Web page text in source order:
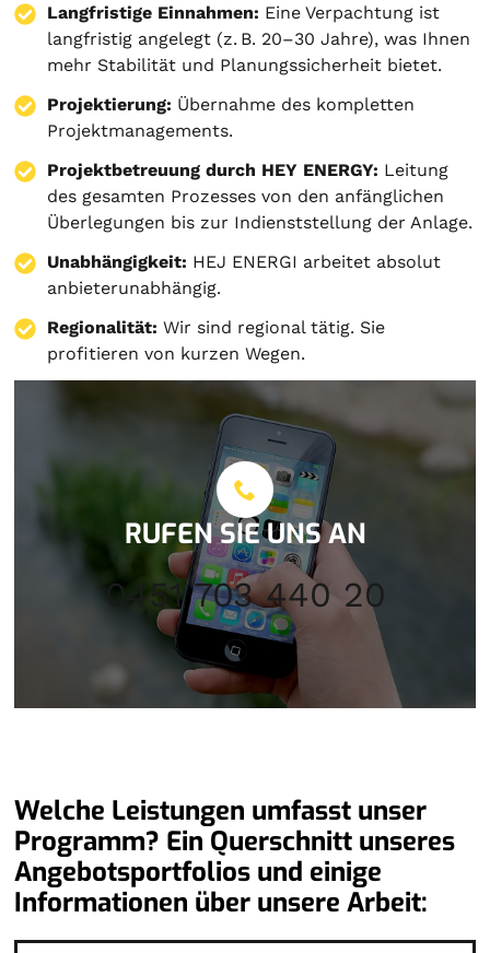
Langfristige Einnahmen: Eine Verpachtung ist
langfristig angelegt (z. B. 20–30 Jahre), was Ihnen
mehr Stabilität und Planungssicherheit bietet.
Projektierung: Übernahme des kompletten
Projektmanagements.
Projektbetreuung durch HEY ENERGY: Leitung
des gesamten Prozesses von den anfänglichen
Überlegungen bis zur Indienststellung der Anlage.
Unabhängigkeit: HEJ ENERGI arbeitet absolut
anbieterunabhängig.
Regionalität: Wir sind regional tätig. Sie
profitieren von kurzen Wegen.
RUFEN SIE UNS AN
0451 703 440 20
Welche Leistungen umfasst unser
Programm? Ein Querschnitt unseres
Angebotsportfolios und einige
Informationen über unsere Arbeit: